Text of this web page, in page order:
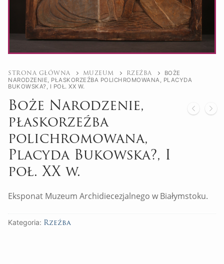
STRONA GŁÓWNA MUZEUM RZEŹBA
BOŻE
NARODZENIE, PŁASKORZEŹBA POLICHROMOWANA, PLACYDA
BUKOWSKA?, I POŁ. XX W.
Boże Narodzenie,
płaskorzeźba
polichromowana,
Placyda Bukowska?, I
poł. XX w.
Eksponat Muzeum Archidiecezjalnego w Białymstoku.
Kategoria: Rzeźba